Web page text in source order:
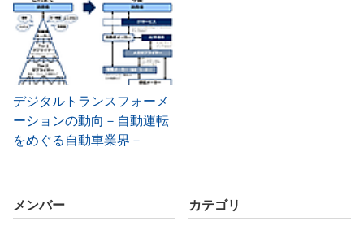
デジタルトランスフォーメ
ーションの動向－自動運転
をめぐる自動車業界－
メンバー カテゴリ